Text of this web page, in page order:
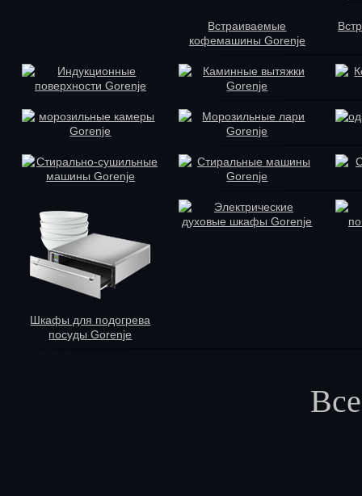
Встраиваемые
кофемашины Gorenje
Индукционные
поверхности Gorenje
Каминные вытяжки
Gorenje
морозильные камеры
Gorenje
Морозильные лари
Gorenje
Стирально-сушильные
машины Gorenje
Стиральные машины
Gorenje
Шкафы для подогрева
посуды Gorenje
Электрические
духовые шкафы Gorenje